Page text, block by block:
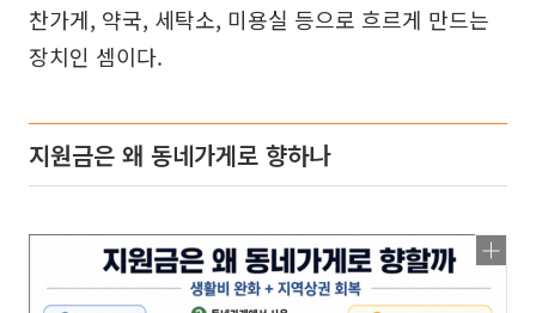
찬가게, 약국, 세탁소, 미용실 등으로 흐르게 만드는
장치인 셈이다.
지원금은 왜 동네가게로 향하나